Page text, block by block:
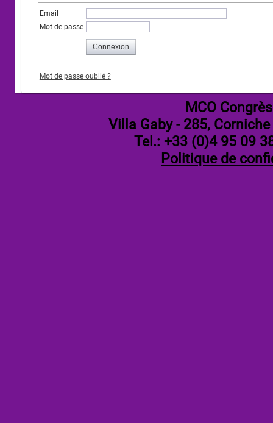
Email
Mot de passe
Mot de passe oublié ?
MCO Congrès
Villa Gaby- 285, Corniche
Tel.: +33 (0)4 95 09
Politique de